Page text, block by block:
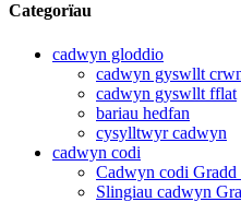
Categorïau
cadwyn gloddio
cadwyn gyswllt
cadwyn gyswllt fflat
bariau hedfan
cysylltwyr cadwyn
cadwyn codi
Cadwyn codi Gradd
Slingiau cadwyn